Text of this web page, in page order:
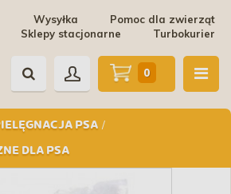
Pomoc dla zwierząt
Wysyłka
Turbokurier
Sklepy stacjonarne
PSA /
DLA PSA
0